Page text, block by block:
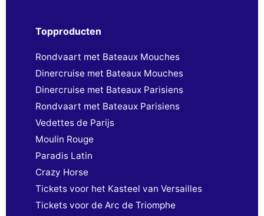
Topproducten
Rondvaart met Bateaux Mouches
Dinercruise met Bateaux Mouches
Dinercruise met Bateaux Parisiens
Rondvaart met Bateaux Parisiens
Vedettes de Parijs
Moulin Rouge
Paradis Latin
Crazy Horse
Tickets voor het Kasteel van Versailles
Tickets voor de Arc de Triomphe